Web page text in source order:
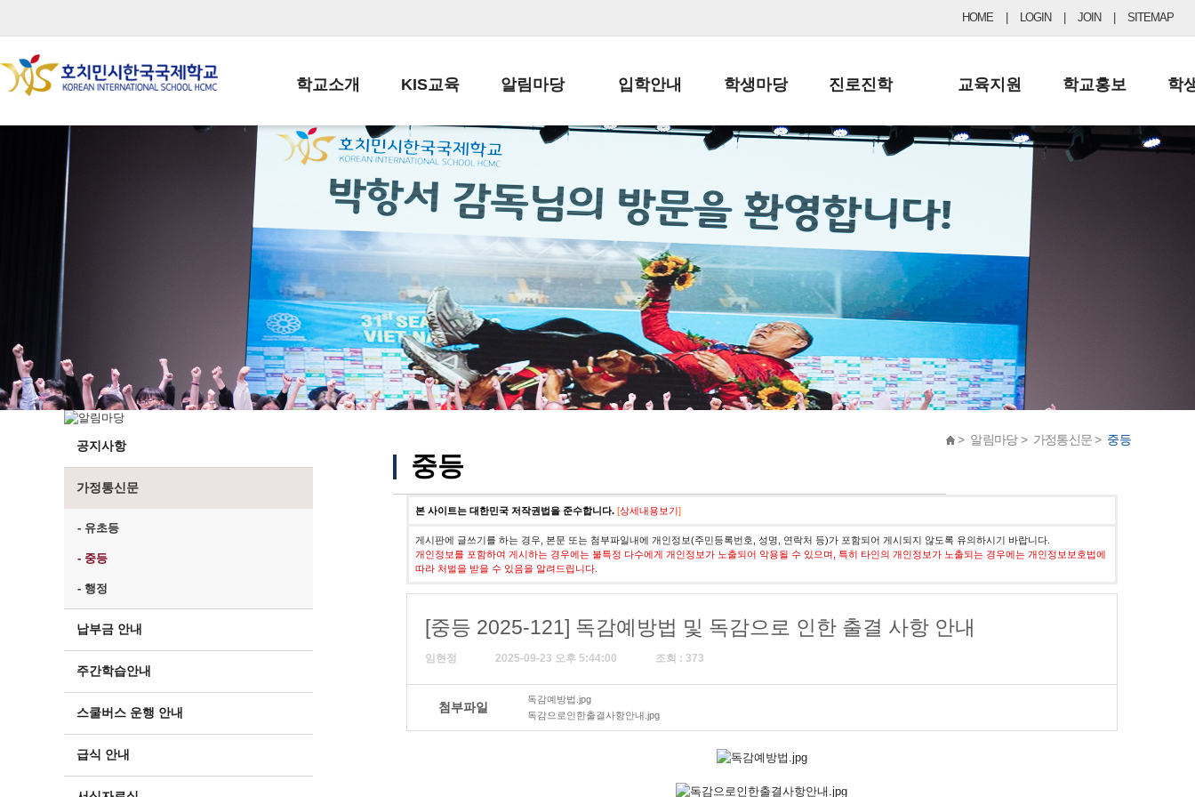
HOME LOGIN JOIN SITEMAP
학교소개
학교장인사말
학교상징
학교연혁
교직원현황
학생현황
위치/전화
전경사진
KIS교육
교육목표
학사일정
일과시간표
성과평가자료
알림마당
공지사항
납부금 안내
스쿨버스 운행 안내
급식안내
서식자료실
학부모방
정기고사 기출문제
입학안내
전-편입 서류양식
입학금/수업료
교복구입안내
학생마당
학생생활규정
학교신문
자율진로동아리
유초등 소식지
진로진학
공지사항 및 입시자료
드림레터
교육지원
행정실
학교운영위원회
학교건축기금
학교홍보
보도자료
학
공지사항
가정통신문
- 유초등
- 중등
- 행정
납부금 안내
주간학습안내
스쿨버스 운행 안내
급식 안내
> 알림마당 > 가정통신문 > 중등
중등
본 사이트는 대한민국 저작권법을 준수합니다. [상세내용보기]
게시판에 글쓰기를 하는 경우, 본문 또는 첨부파일내에 개인정보(주민등록번호, 성명, 연락처 등)가 포함되어 게시되지 않도록 유의하시기 바랍니다.
개인정보를 포함하여 게시하는 경우에는 불특정 다수에게 개인정보가 노출되어 악용될 수 있으며, 특히 타인의 개인정보가 노출되는 경우에는 개인정보보호법에
따라 처벌을 받을 수 있음을 알려드립니다.
[중등 2025-121] 독감예방법 및 독감으로 인한 출결 사항 안내
임현정 2025-09-23 오후 5:44:00 조회 : 373
첨부파일
독감예방법.jpg
독감으로인한출결사항안내.jpg